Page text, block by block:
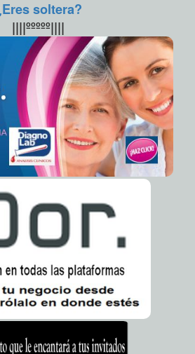
tercer lugar en dengue
sobre multas por violar ley de tabaco
asesora con expertos en planeación
la influenza en Cancún Mari Tere Menéndez
valer derechos de discapacitados en
cobertura de escuelas de tiempo
de 'La Plancha' A7
el problema de las rejillas del paso
Berlín Montero, delegado de la Semarnat
dice tramitar visas de trabajo
Ejecutivo aportación de la comunidad
mono al espacio
de 80 ejecutados en Siria Mari Tere
para acercamiento de asteroide
al límite de la habitabilidad
soltera?
||||ººººº||||